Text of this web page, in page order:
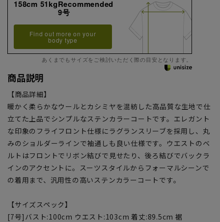
158cm 51kgRecommended
9号
Find out more on your
body type
あくまでもサイズをご検討いただく際の目安となります。
商品説明
【商品詳細】
暖かく柔らかなウールとカシミヤを混紡した高品質な生地で仕
立てた上品でシンプルなステンカラーコートです。エレガント
な印象のフライフロント仕様にラグランスリーブを採用し、丸
みのショルダーラインで袖通しも良い仕様です。ウエストのベ
ルトはフロントでリボン結びで見せたり、後ろ結びでバックラ
インのアクセントに。スーツスタイルからフォーマルシーンで
の着用まで、汎用性の高いステンカラーコートです。
【サイズスペック】
[7号]バスト:100cm ウエスト:103cm 着丈:89.5cm 裾